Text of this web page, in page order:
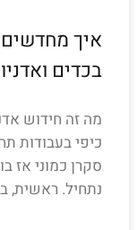
איך מחדשים
בכדים
מה זה חידוש
כיפי בעבודות
סקרן כמוני אז
נתחיל. ראשית,